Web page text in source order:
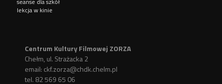
lekcja w kinie
Centrum Kultury Filmowej ZORZA
Chełm, ul. Strażacka 2
email: ckf.zorza@chdk.chelm.pl
tel. 82 569 65 06